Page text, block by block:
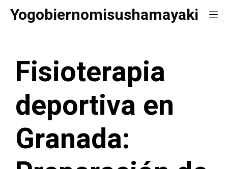
SaltarYogobiernomisushamayaki
Fisioterapia
deportiva en
Granada: